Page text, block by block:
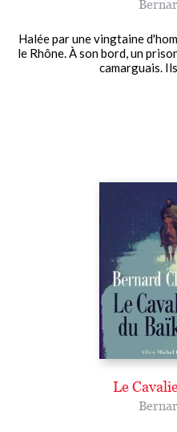
Halée par une vingtaine
le Rhône. À son bord, un
camarguais.
Le